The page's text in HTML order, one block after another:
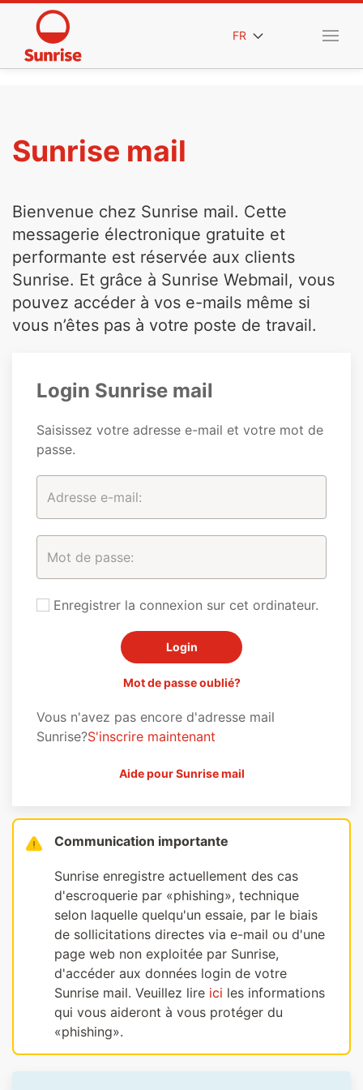
FR
Sunrise mail
Bienvenue chez Sunrise mail. Cette
messagerie électronique gratuite et
performante est réservée aux clients
Sunrise. Et grâce à Sunrise Webmail, vous
pouvez accéder à vos e-mails même si
vous n’êtes pas à votre poste de travail.
Login Sunrise mail
Saisissez votre adresse e-mail et votre mot de
passe.
Enregistrer la connexion sur cet ordinateur.
Mot de passe oublié?
Vous n'avez pas encore d'adresse mail
Sunrise?S'inscrire maintenant
Aide pour Sunrise mail
Communication importante
Sunrise enregistre actuellement des cas
d'escroquerie par «phishing», technique
selon laquelle quelqu'un essaie, par le biais
de sollicitations directes via e-mail ou d'une
page web non exploitée par Sunrise,
d'accéder aux données login de votre
Sunrise mail. Veuillez lire ici les informations
qui vous aideront à vous protéger du
«phishing».